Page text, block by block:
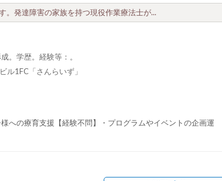
発達障害の家族を持つ現役作業療法士が...
。学歴。経験等：。
ル1FC「さんらいず」
の療育支援【経験不問】・プログラムやイベントの企画運